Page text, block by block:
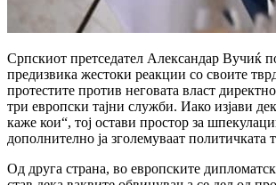
Српскиот претседател Александар Вучиќ
предизвика жестоки реакции со своите
протестите против неговата власт
три европски тајни служби. Иако изјави
каже кои“, тој остави простор за
дополнително ја зголемуваат политичката
Од друга страна, во европските